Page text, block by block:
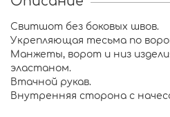
Свитшот без боковых швов.
Укрепляющая тесьма по
Манжеты, ворот и низ
эластаном.
Втачной рукав.
Внутренняя сторона с